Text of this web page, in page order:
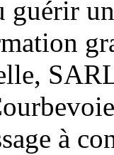
guérir
à